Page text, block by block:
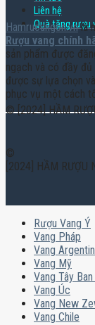
Liên hệ
Quà tặng rượu
Hamruoungon.vnlà
Rượu vang chính
sản phẩm được
ngạch và có đầy
được sự lựa chọn
phục vụ một cách
© [2024] HẦM
©
[2024] HẦM RƯỢU
Rượu Vang Ý
Vang Pháp
Vang
Vang Mỹ
Vang Tây
Vang Úc
Vang New
Vang Chile